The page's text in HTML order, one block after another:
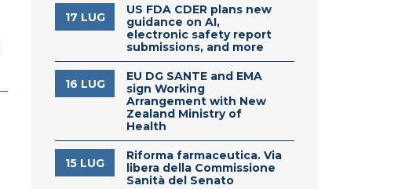
17 LUG
US FDA CDER plans new
guidance on AI,
electronic safety report
submissions, and more
16 LUG
EU DG SANTE and EMA
sign Working
Arrangement with New
Zealand Ministry of
Health
15 LUG
Riforma farmaceutica. Via
libera della Commissione
Sanità del Senato